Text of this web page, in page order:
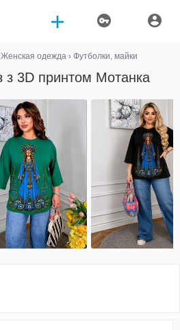
Женская одежда › Футболки, майки
з 3D принтом Мотанка